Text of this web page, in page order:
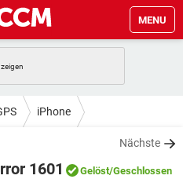
MENU
IOS
TIKTOK
STREAMING
STREAMING
iPhone
Nächste
1601 Gelöst/Geschlossen